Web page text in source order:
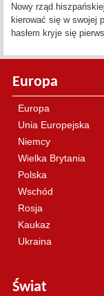
Nowy rząd
kierować się w swojej
hasłem kryje się
Europa
Europa
Unia Europejska
Niemcy
Wielka Brytania
Polska
Wschód
Rosja
Kaukaz
Ukraina
Świat